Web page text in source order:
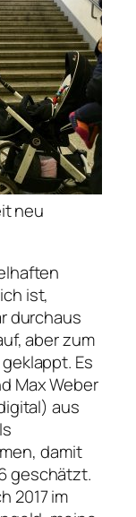
neu
ist,
durchaus
aber zum
Es
Max Weber
aus
damit
geschätzt.
2017 im